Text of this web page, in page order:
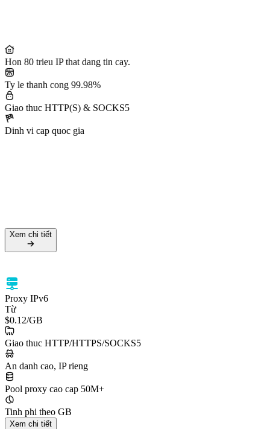
Hon 80 trieu IP that dang tin cay.
Ty le thanh cong 99.98%
Giao thuc HTTP(S) & SOCKS5
Dinh vi cap quoc gia
Xem chi tiết
Proxy IPv6
Từ
$0.12/GB
Giao thuc HTTP/HTTPS/SOCKS5
An danh cao, IP rieng
Pool proxy cao cap 50M+
Tinh phi theo GB
Xem chi tiết